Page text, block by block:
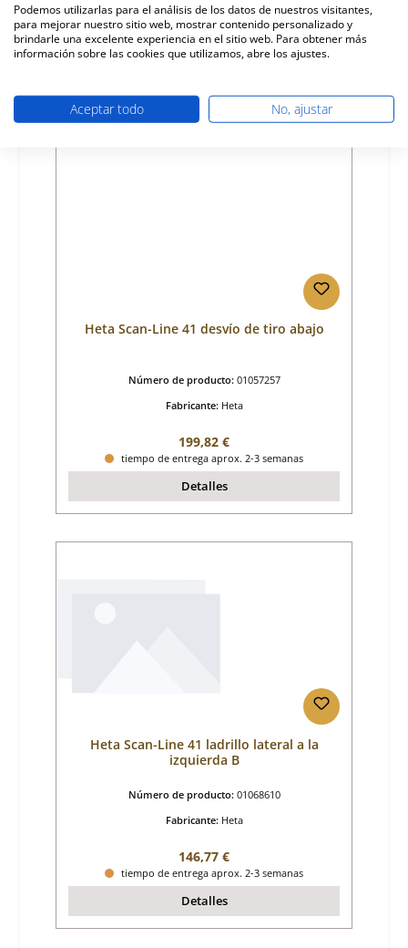
Precio normal:
23,78 €
Disponible, plazo de entrega: 4-6 días
Heta Scan-Line 41 desvío de tiro abajo
Número de producto: 01057257
Fabricante: Heta
Precio normal:
199,82 €
tiempo de entrega aprox. 2-3 semanas
Detalles
Heta Scan-Line 41 ladrillo lateral a la
izquierda B
Número de producto: 01068610
Fabricante: Heta
Precio normal:
146,77 €
tiempo de entrega aprox. 2-3 semanas
Detalles
Podemos utilizarlas para el análisis de los datos de nuestros visitantes,
para mejorar nuestro sitio web, mostrar contenido personalizado y
brindarle una excelente experiencia en el sitio web. Para obtener más
información sobre las cookies que utilizamos, abre los ajustes.
Aceptar todo No, ajustar